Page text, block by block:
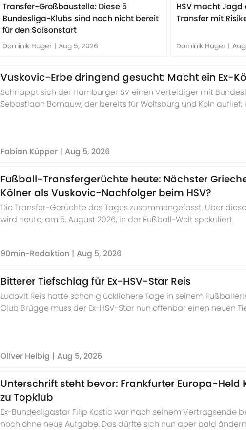
Transfer-Großbaustelle: Diese 5
Bundesliga-Klubs sind noch nicht bereit
für den Saisonstart
Dominik Hager | Aug 5, 2026
HSV macht Jagd
Transfer mit
Dominik Hager |
Vuskovic-Erbe dringend gesucht: Macht ein Ex-
Schnappt sich der Hamburger SV einen Verteidiger mit
Sebastiaan Bornauw, der bereits für Wolfsburg und Köln auflief,
Fabian Küpper | Aug 5, 2026
Fußball-Transfergerüchte heute: Nächster
Kölner als Vuskovic-Nachfolger beim HSV?
Die Transfer-Gerüchte des Tages zusammengefasst. Über
wird heute, am 5. August 2026, in der Fußball-Welt spekuliert.
90min-Redaktion | Aug 5, 2026
Bitterer Tiefschlag für Ex-HSV-Star Reis
Ludovit Reis hatte schon glücklichere Tage in seinem
Club Brügge muss der Ex-HSV-Star nun offenbar einen neuen
Oliver Helbig | Aug 5, 2026
Unterschrift steht bevor: Frankfurter Europa-Held
zu Topklub
Ex-Bundesligastar Filip Kostic war nach seinem Vertragsende
noch ohne neue Aufgabe. Das dürfte sich nun aber bald